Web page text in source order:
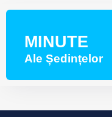
MINUTE
Ale Ședințelor